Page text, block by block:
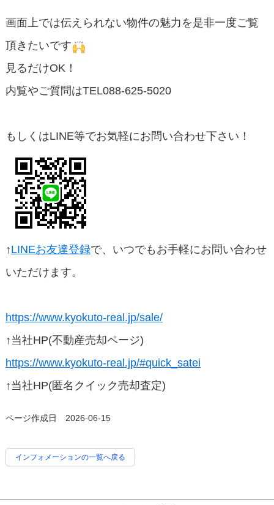
画面上では伝えられない物件の魅力を是非一度ご覧
頂きたいです
見るだけOK！
内覧やご質問はTEL088-625-5020
もしくはLINE等でお気軽にお問い合わせ下さい！
↑LINEお友達登録で、いつでもお手軽にお問い合わせ
いただけます。
https://www.kyokuto-real.jp/sale/
↑当社HP(不動産売却ページ)
https://www.kyokuto-real.jp/#quick_satei
↑当社HP(匿名クイック売却査定)
ページ作成日 2026-06-15
インフォメーションの一覧へ戻る